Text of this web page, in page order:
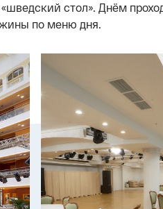
стол». Днём
по меню дня.